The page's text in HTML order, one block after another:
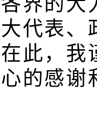
代表、
此，我
的感谢